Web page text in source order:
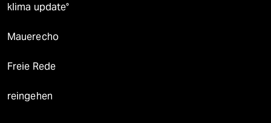
klima update°
Mauerecho
Freie Rede
reingehen